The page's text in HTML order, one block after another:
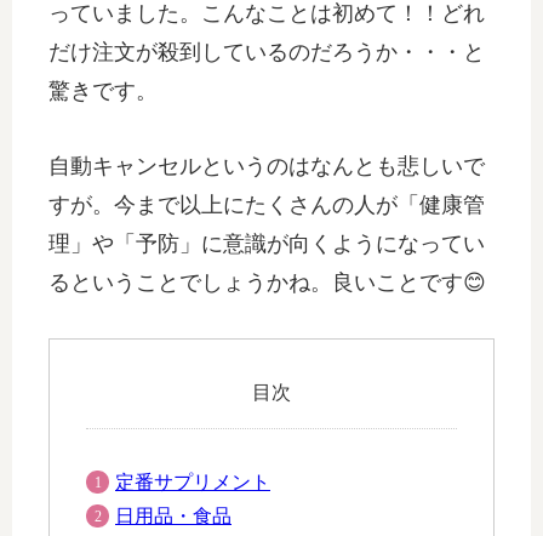
っていました。こんなことは初めて！！どれ
だけ注文が殺到しているのだろうか・・・と
驚きです。
自動キャンセルというのはなんとも悲しいで
すが。今まで以上にたくさんの人が「健康管
理」や「予防」に意識が向くようになってい
るということでしょうかね。良いことです😊
目次
定番サプリメント
日用品・食品